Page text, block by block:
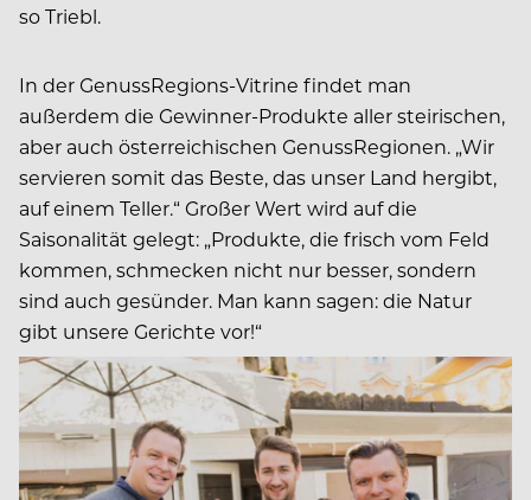
so Triebl.
In der GenussRegions-Vitrine findet man
außerdem die Gewinner-Produkte aller steirischen,
aber auch österreichischen GenussRegionen. „Wir
servieren somit das Beste, das unser Land hergibt,
auf einem Teller.“ Großer Wert wird auf die
Saisonalität gelegt: „Produkte, die frisch vom Feld
kommen, schmecken nicht nur besser, sondern
sind auch gesünder. Man kann sagen: die Natur
gibt unsere Gerichte vor!“